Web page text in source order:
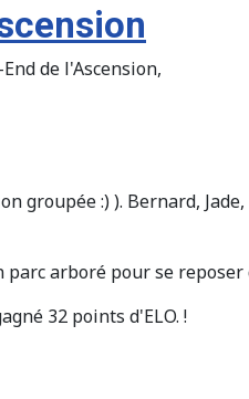
de l'Ascension,
:) ). Bernard,
arboré pour se
32 points d'ELO. !